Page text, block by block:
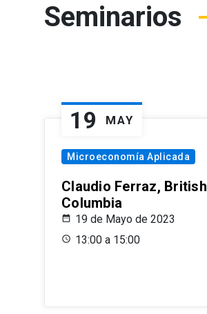
Seminarios
19 MAY
Microeconomía Aplicada
Claudio Ferraz, British
Columbia
19 de Mayo de 2023
13:00 a 15:00